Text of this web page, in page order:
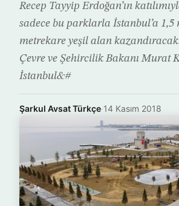
Recep Tayyip Erdoğan’ın
sadece bu parklarla İstanbul’a 1,5
metrekare yeşil alan
Çevre ve Şehircilik Bakanı Murat
İstanbul&#
Şarkul Avsat Türkçe·14 Kasım 2018